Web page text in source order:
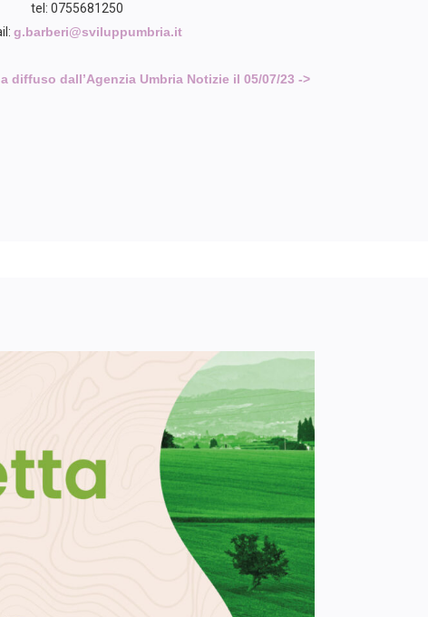
tel: 0755681250
g.barberi@sviluppumbria.it
diffuso dall’Agenzia Umbria Notizie il 05/07/23 ->